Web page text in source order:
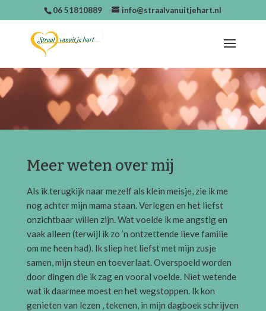
06 51810889 info@straalvanuitjehart.nl
Meer weten over mij
Als ik terugkijk naar mezelf als klein meisje, zie ik me
nog achter mijn mama staan. Verlegen en het liefst
onzichtbaar willen zijn. Wat voelde ik me angstig en
vaak alleen (terwijl ik zo ’n ontzettende lieve familie
om me heen had). Ik sliep het liefst met mijn zusje
samen, mijn steun en toeverlaat. Overspoeld worden
door dingen die ik zag en vooral voelde. Niet wetende
wat ik daarmee moest en het wegstoppen. Ik kon
genieten van lezen , tekenen, in mijn dagboek schrijven